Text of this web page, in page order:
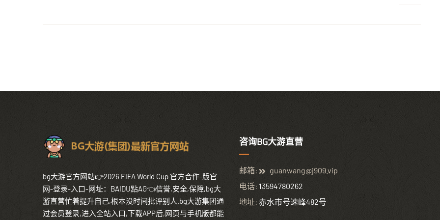
bg大游官方网站👉2026 FIFA World Cup 官方合作-版官
网-登录-入口-网址：BAIDU點AG👈信誉,安全,保障,bg大
游直营忙着提升自己,根本没时间批评别人.bg大游集团通
过会员登录,进入全站入口,下载APP后,网页与手机版都能
咨询BG大游直营
邮箱:
guanwang@j909.vip
电话: 13594780262
地址: 赤水市号速峰482号